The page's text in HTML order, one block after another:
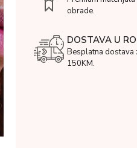
obrade.
DOSTAVA U
Besplatna dostava
150KM.